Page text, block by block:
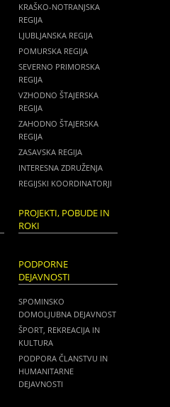
KRAŠKO-NOTRANJSKA
REGIJA
LJUBLJANSKA REGIJA
POMURSKA REGIJA
SEVERNO PRIMORSKA
REGIJA
VZHODNO ŠTAJERSKA
REGIJA
ZAHODNO ŠTAJERSKA
REGIJA
ZASAVSKA REGIJA
INTERESNA ZDRUŽENJA
REGIJSKI KOORDINATORJI
PROJEKTI, POBUDE IN
ROKI
PODPORNE
DEJAVNOSTI
SPOMINSKO
DOMOLJUBNA DEJAVNOST
ŠPORT, REKREACIJA IN
KULTURA
PODPORA ČLANSTVU IN
HUMANITARNE
DEJAVNOSTI